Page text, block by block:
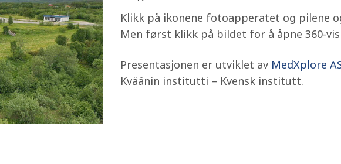
Klikk på ikonene fotoapperatet og pilene
Men først klikk på bildet for å åpne 360-
Presentasjonen er utviklet av MedXplore
Kväänin institutti – Kvensk institutt.